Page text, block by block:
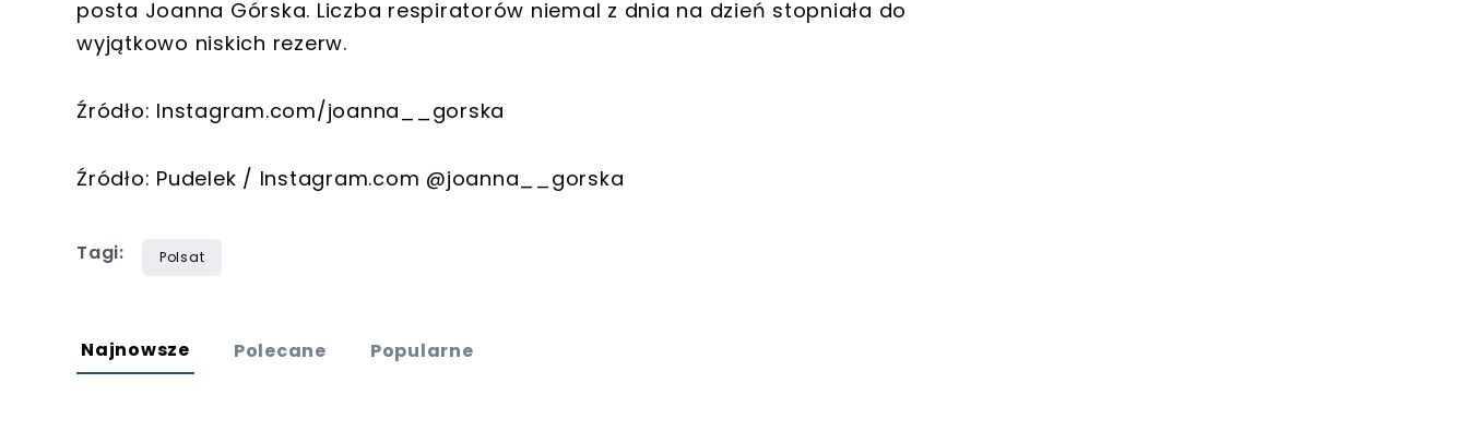
posta Joanna Górska. Liczba respiratorów niemal z dnia na dzień stopniała do
wyjątkowo niskich rezerw.
Źródło: Instagram.com/joanna__gorska
Źródło: Pudelek / Instagram.com @joanna__gorska
Tagi: Polsat
Najnowsze Polecane Popularne